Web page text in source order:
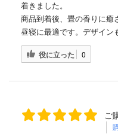
着きました。
商品到着後、畳の香りに癒
昼寝に最適です。デザイン
役に立った 0
ご